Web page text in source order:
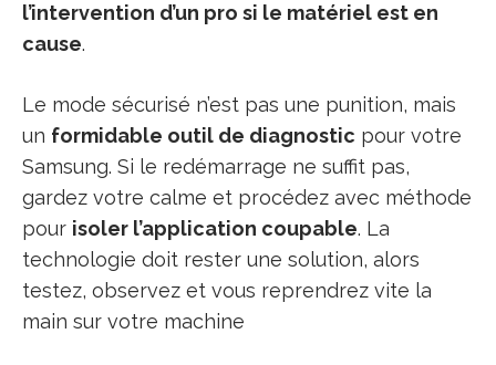
l’intervention d’un pro si le matériel est en
cause.
Le mode sécurisé n’est pas une punition, mais
un formidable outil de diagnostic pour votre
Samsung. Si le redémarrage ne suffit pas,
gardez votre calme et procédez avec méthode
pour isoler l’application coupable. La
technologie doit rester une solution, alors
testez, observez et vous reprendrez vite la
main sur votre machine